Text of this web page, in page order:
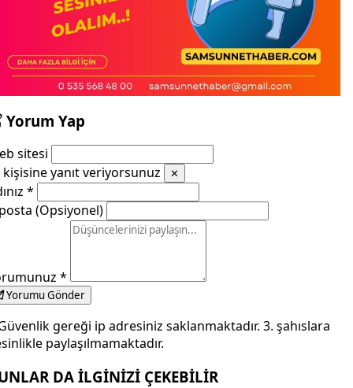
Yorum Yap
sitesi
kişisine yanıt veriyorsunuz
✕
*
(Opsiyonel)
*
Yorumu Gönder
gereği ip adresiniz saklanmaktadır. 3. şahıslara
paylaşılmamaktadır.
DA İLGİNİZİ ÇEKEBİLİR